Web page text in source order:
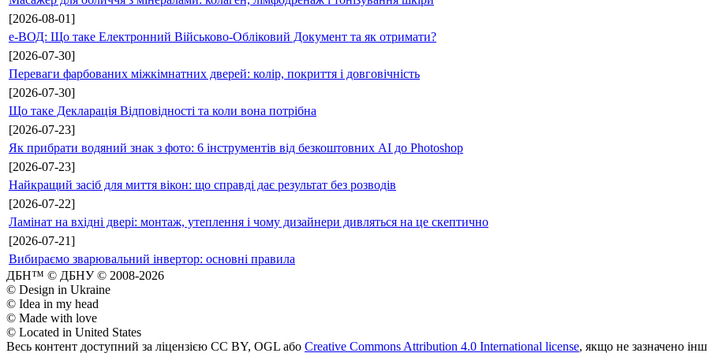
[2026-08-01]
е-ВОД: Що таке Електронний Військово-Обліковий Документ та як отримати?
[2026-07-30]
Переваги фарбованих міжкімнатних дверей: колір, покриття і довговічність
[2026-07-30]
Що таке Декларація Відповідності та коли вона потрібна
[2026-07-23]
Як прибрати водяний знак з фото: 6 інструментів від безкоштовних AI до Photoshop
[2026-07-23]
Найкращий засіб для миття вікон: що справді дає результат без розводів
[2026-07-22]
Ламінат на вхідні двері: монтаж, утеплення і чому дизайнери дивляться на це скептично
[2026-07-21]
Вибираємо зварювальний інвертор: основні правила
ДБН™ © ДБНУ © 2008-2026
© Design in Ukraine
© Idea in my head
© Made with love
© Located in United States
Весь контент доступний за ліцензією CC BY, OGL або Creative Commons Attribution 4.0 International license, якщо не зазначено